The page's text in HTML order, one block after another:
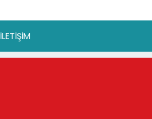
İLETİŞİM